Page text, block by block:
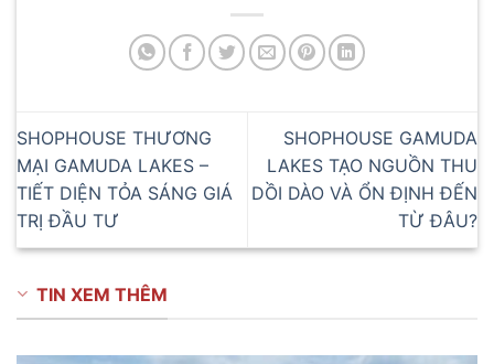
SHOPHOUSE THƯƠNG
MẠI GAMUDA LAKES –
TIẾT DIỆN TỎA SÁNG GIÁ
TRỊ ĐẦU TƯ
SHOPHOUSE GAMUDA
LAKES TẠO NGUỒN THU
DỒI DÀO VÀ ỔN ĐỊNH ĐẾN
TỪ ĐÂU?
TIN XEM THÊM